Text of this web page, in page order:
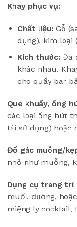
Khay phục vụ:
Chất liệu:Gỗ
dụng), kim loại
Kích thước:Đa
khác nhau.
cho quầy bar
Que khuấy, ống
các loại ống hút
tái sử dụng) hoặc
Đồ gác muỗng/
nhỏ như muỗng,
Dụng cụ trang trí
muối, đường,
miệng ly cocktail,